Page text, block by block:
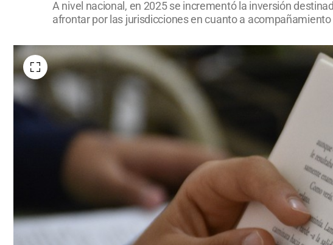
A nivel nacional, en 2025 se incrementó la inversión
afrontar por las jurisdicciones en cuanto a